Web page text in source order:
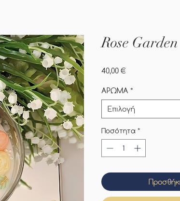
Rose
40,00 €Τιμή
ΑΡΩΜΑ *
Επιλογή
Ποσότητα *